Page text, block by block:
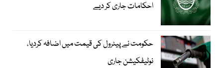
احکامات جاری کر دیے
حکومت نے پیٹرول کی قیمت میں اضافہ کردیا،
نوٹیفکیشن جاری